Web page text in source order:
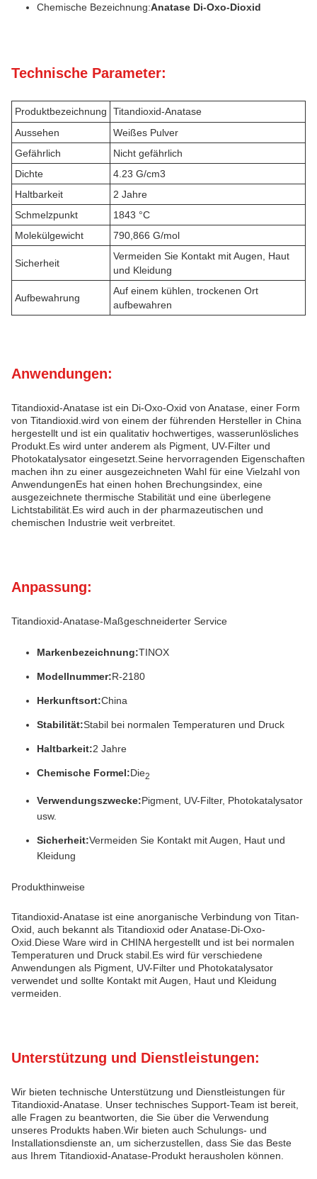
Chemische Bezeichnung:Anatase Di-Oxo-Dioxid
Technische Parameter:
Produktbezeichnung
Titandioxid-Anatase
Aussehen
Weißes Pulver
Gefährlich
Nicht gefährlich
Dichte
4.23 G/cm3
Haltbarkeit
2 Jahre
Schmelzpunkt
1843 °C
Molekülgewicht
790,866 G/mol
Sicherheit
Vermeiden Sie Kontakt mit Augen, Haut
und Kleidung
Aufbewahrung
Auf einem kühlen, trockenen Ort
aufbewahren
Anwendungen:
Titandioxid-Anatase ist ein Di-Oxo-Oxid von Anatase, einer Form
von Titandioxid.wird von einem der führenden Hersteller in China
hergestellt und ist ein qualitativ hochwertiges, wasserunlösliches
Produkt.Es wird unter anderem als Pigment, UV-Filter und
Photokatalysator eingesetzt.Seine hervorragenden Eigenschaften
machen ihn zu einer ausgezeichneten Wahl für eine Vielzahl von
AnwendungenEs hat einen hohen Brechungsindex, eine
ausgezeichnete thermische Stabilität und eine überlegene
Lichtstabilität.Es wird auch in der pharmazeutischen und
chemischen Industrie weit verbreitet.
Anpassung:
Titandioxid-Anatase-Maßgeschneiderter Service
Markenbezeichnung:TINOX
Modellnummer:R-2180
Herkunftsort:China
Stabilität:Stabil bei normalen Temperaturen und Druck
Haltbarkeit:2 Jahre
Chemische Formel:Die2
Verwendungszwecke:Pigment, UV-Filter, Photokatalysator
usw.
Sicherheit:Vermeiden Sie Kontakt mit Augen, Haut und
Kleidung
Produkthinweise
Titandioxid-Anatase ist eine anorganische Verbindung von Titan-
Oxid, auch bekannt als Titandioxid oder Anatase-Di-Oxo-
Oxid.Diese Ware wird in CHINA hergestellt und ist bei normalen
Temperaturen und Druck stabil.Es wird für verschiedene
Anwendungen als Pigment, UV-Filter und Photokatalysator
verwendet und sollte Kontakt mit Augen, Haut und Kleidung
vermeiden.
Unterstützung und Dienstleistungen:
Wir bieten technische Unterstützung und Dienstleistungen für
Titandioxid-Anatase. Unser technisches Support-Team ist bereit,
alle Fragen zu beantworten, die Sie über die Verwendung
unseres Produkts haben.Wir bieten auch Schulungs- und
Installationsdienste an, um sicherzustellen, dass Sie das Beste
aus Ihrem Titandioxid-Anatase-Produkt herausholen können.